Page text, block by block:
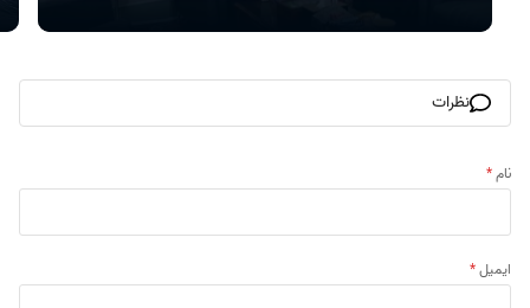
نظرات
نام*
ایمیل*